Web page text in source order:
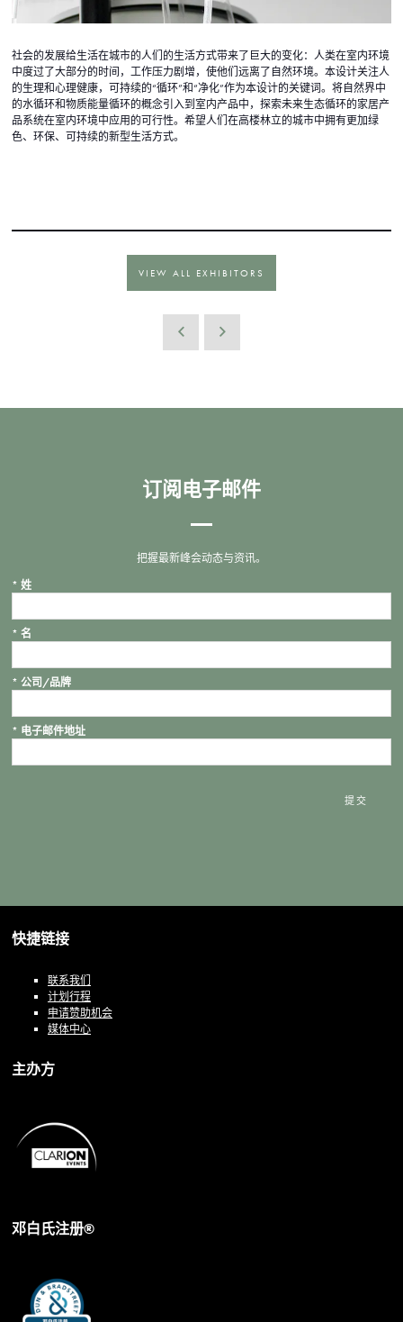
社会的发展给生活在城市的人们的生活方式带来了巨大的变化：人类在室内环境
中度过了大部分的时间，工作压力剧增，使他们远离了自然环境。本设计关注人
的生理和心理健康，可持续的“循环”和“净化”作为本设计的关键词。将自然界中
的水循环和物质能量循环的概念引入到室内产品中，探索未来生态循环的家居产
品系统在室内环境中应用的可行性。希望人们在高楼林立的城市中拥有更加绿
色、环保、可持续的新型生活方式。
VIEW ALL EXHIBITORS
订阅电子邮件
把握最新峰会动态与资讯。
* 姓
* 名
* 公司/品牌
* 电子邮件地址
提交
快捷链接
联系我们
计划行程
申请赞助机会
媒体中心
主办方
邓白氏注册®